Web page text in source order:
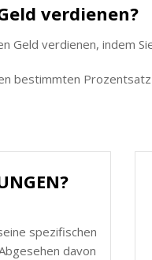
verdienen?
Geld verdienen, indem
bestimmten
spezifischen
davon